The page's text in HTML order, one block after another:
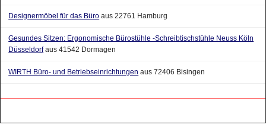
Designermöbel für das Büro aus 22761 Hamburg
Gesundes Sitzen: Ergonomische Bürostühle -Schreibtischstühle Neuss Köln
Düsseldorfaus 41542 Dormagen
WIRTH Büro- und Betriebseinrichtungen aus 72406 Bisingen